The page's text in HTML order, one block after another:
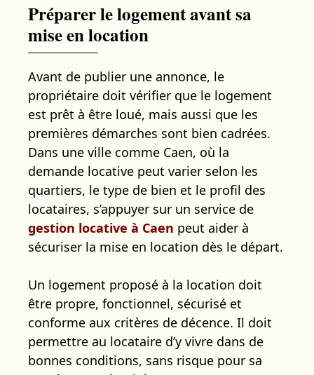
Préparer le logement avant sa
mise en location
Avant de publier une annonce, le
propriétaire doit vérifier que le logement
est prêt à être loué, mais aussi que les
premières démarches sont bien cadrées.
Dans une ville comme Caen, où la
demande locative peut varier selon les
quartiers, le type de bien et le profil des
locataires, s’appuyer sur un service de
gestion locative à Caen peut aider à
sécuriser la mise en location dès le départ.
Un logement proposé à la location doit
être propre, fonctionnel, sécurisé et
conforme aux critères de décence. Il doit
permettre au locataire d’y vivre dans de
bonnes conditions, sans risque pour sa